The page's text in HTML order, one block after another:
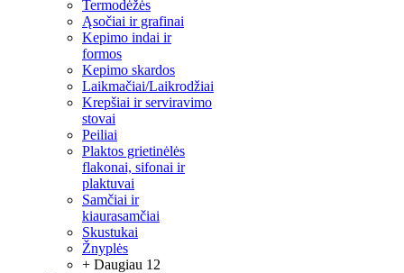
Termodėžės
Ąsočiai ir grafinai
Kepimo indai ir
formos
Kepimo skardos
Laikmačiai/Laikrodžiai
Krepšiai ir serviravimo
stovai
Peiliai
Plaktos grietinėlės
flakonai, sifonai ir
plaktuvai
Samčiai ir
kiaurasamčiai
Skustukai
Žnyplės
+ Daugiau 12